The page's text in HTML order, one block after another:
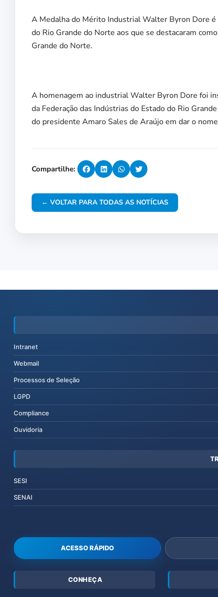
A Medalha do Mérito Industrial Walter Byron Dore
do Rio Grande do Norte aos que se destacaram
Grande do Norte.
A homenagem ao industrial Walter Byron Dore foi
da Federação das Indústrias do Estado do Rio
do presidente Amaro Sales de Araújo em dar o
Compartilhe:
← VOLTAR PARA TODAS AS NOTÍCIAS
Intranet
Webmail
Processos de Seleção
LGPD
Compliance
Ouvidoria
SESI
SENAI
ACESSO RÁPIDO
CONHEÇA